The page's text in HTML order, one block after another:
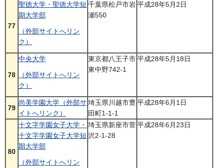
77
聖徳大学・聖徳大学短
期大学部
（外部サイトへリン
ク）
千葉県松戸市岩
瀬550
平成28年5月2日
78
中央大学
（外部サイトへリン
ク）
東京都八王子市
東中野742-1
平成28年5月18日
79
尚美学園大学（外部サ
イトへリンク）
埼玉県川越市豊
田町1-1-1
平成28年6月1日
80
十文字学園女子大学・
十文字学園女子大学短
期大学部
（外部サイトへリン
埼玉県新座市菅
沢2-1-28
平成28年6月23日